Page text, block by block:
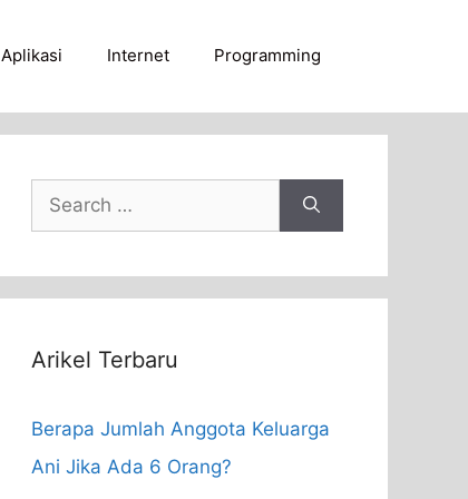
Aplikasi Internet Programming
Search
for:
Arikel Terbaru
Berapa Jumlah Anggota Keluarga
Ani Jika Ada 6 Orang?